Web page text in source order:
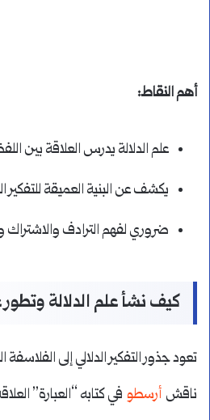
أهم النقاط:
علم الدلالة يدرس العلاقة بين
يكشف عن البنية العميقة للتفكير
ضروري لفهم الترادف
كيف نشأ علم الدلالة
تعود جذور التفكير الدلالي إلى الفلاسفة
ناقش أرسطو في كتابه “العبارة”